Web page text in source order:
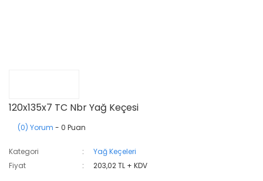
120x135x7 TC Nbr Yağ Keçesi
(0) Yorum - 0 Puan
Kategori
Yağ Keçeleri
Fiyat
203,02 TL + KDV